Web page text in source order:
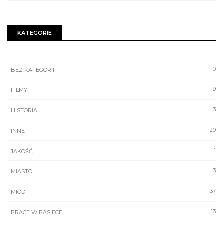
KATEGORIE
10
BEZ KATEGORII
19
FILMY
3
HISTORIA
20
INNE
1
JAKOŚĆ
3
MIASTO
37
MIÓD
13
PRACE W PASIECE